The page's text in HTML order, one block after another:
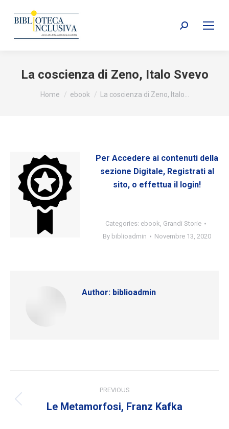
Search:
La coscienza di Zeno, Italo Svevo
You are here:
Home ebook La coscienza di Zeno, Italo…
Per Accedere ai contenuti della
sezione Digitale, Registrati al
sito, o effettua il login!
Categories: ebook, Grandi Storie
By biblioadmin Novembre 13, 2020
Author: biblioadmin
navigation
PREVIOUS
Previous
Le Metamorfosi, Franz Kafka